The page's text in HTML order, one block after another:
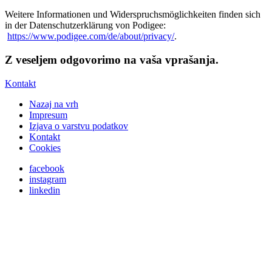
Weitere Informationen und Widerspruchsmöglichkeiten finden sich
in der Datenschutzerklärung von Podigee:
https://www.podigee.com/de/about/privacy/.
Z veseljem odgovorimo na vaša vprašanja.
Kontakt
Nazaj na vrh
Impresum
Izjava o varstvu podatkov
Kontakt
Cookies
facebook
instagram
linkedin